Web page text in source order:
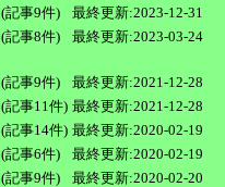
(記事9件)
最終更新:2023-12-31
(記事8件) 最終更新:2023-03-24
(記事9件)
最終更新:2021-12-28
(記事11件) 最終更新:2021-12-28
(記事14件) 最終更新:2020-02-19
(記事6件)
最終更新:2020-02-19
(記事9件) 最終更新:2020-02-20